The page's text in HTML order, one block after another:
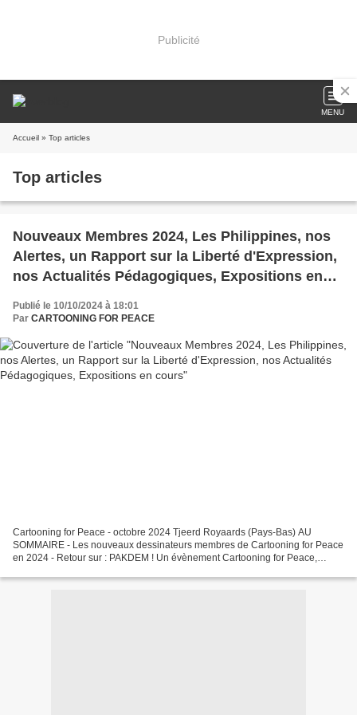
Publicité
MENU
Accueil » Top articles
Top articles
Nouveaux Membres 2024, Les Philippines, nos
Alertes, un Rapport sur la Liberté d'Expression,
nos Actualités Pédagogiques, Expositions en
cours
Publié le 10/10/2024 à 18:01
Par CARTOONING FOR PEACE
Cartooning for Peace - octobre 2024 Tjeerd Royaards (Pays-Bas) AU
SOMMAIRE - Les nouveaux dessinateurs membres de Cartooning for Peace
en 2024 - Retour sur : PAKDEM ! Un évènement Cartooning for Peace,